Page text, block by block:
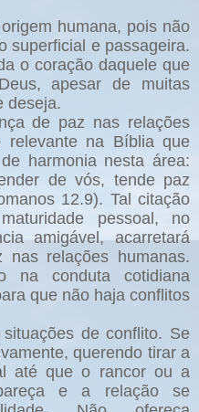
humana, pois não
superficial e passageira.
o coração daquele que
apesar de muitas
deseja.
de paz nas relações
relevante na Bíblia que
harmonia nesta área:
de vós, tende paz
12.9). Tal citação
pessoal, no
amigável, acarretará
nas relações humanas.
na conduta cotidiana
que não haja conflitos
de conflito. Se
querendo tirar a
até que o rancor ou a
e a relação se